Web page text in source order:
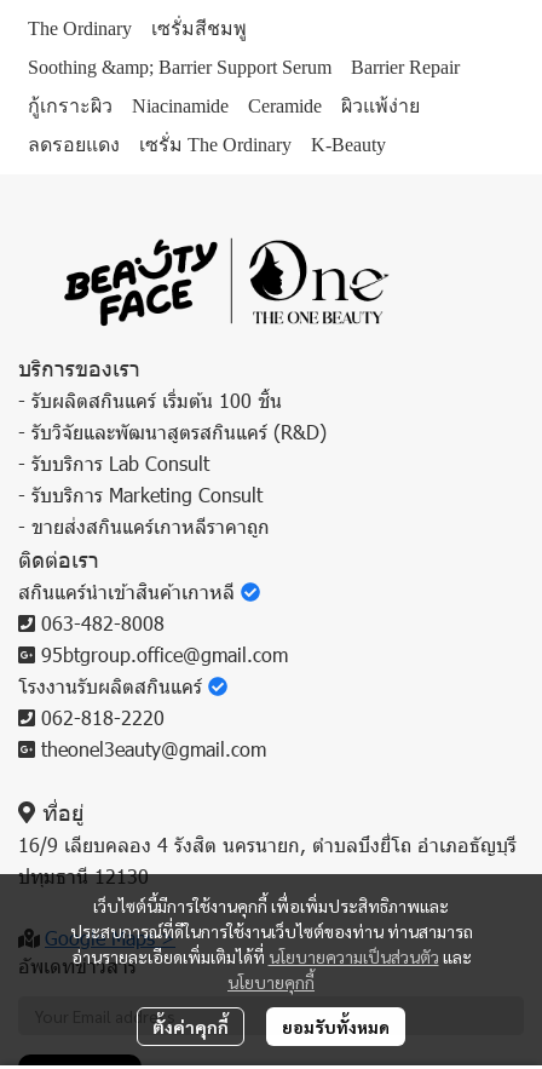
The Ordinary
เซรั่มสีชมพู
Soothing &amp; Barrier Support Serum
Barrier Repair
กู้เกราะผิว
Niacinamide Ceramide
ผิวแพ้ง่าย
ลดรอยแดง
เซรั่ม The Ordinary K-Beauty
เว็บไซต์นี้มีการใช้งานคุกกี้ เพื่อเพิ่มประสิทธิภาพและ
ประสบการณ์ที่ดีในการใช้งานเว็บไซต์ของท่าน ท่านสามารถ
อ่านรายละเอียดเพิ่มเติมได้ที่ นโยบายความเป็นส่วนตัว และ
นโยบายคุกกี้
ตั้งค่าคุกกี้ ยอมรับทั้งหมด
บริการของเรา
- รับผลิตสกินแคร์ เริ่มต้น 100 ชิ้น
- รับวิจัยและพัฒนาสูตรสกินแคร์ (R&D)
- รับบริการ Lab Consult
- รับบริการ Marketing Consult
- ขายส่งสกินแคร์เกาหลีราคาถูก
ติดต่อเรา
สกินแคร์นำเข้าสินค้าเกาหลี
063-482-8008
95btgroup.office@gmail.com
โรงงานรับผลิตสกินแคร์
062-818-2220
theonel3eauty@gmail.com
ที่อยู่
16/9 เลียบคลอง 4 รังสิต นครนายก, ตำบลบึงยี่โถ อำเภอธัญบุรี
ปทุมธานี 12130
Google Maps >
อัพเดทข่าวสาร